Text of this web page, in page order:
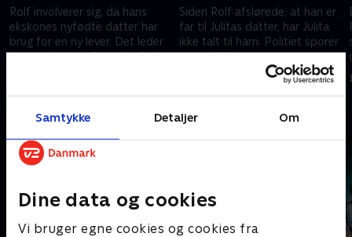
Samtykke Detaljer Om
Dine data og cookies
Vi bruger egne cookies og cookies fra
Rolf involverer sig, da hans
ekskones nyfødte datter har
brug for en ny lever. Det leder
ham og hans kollega, Neel, til
Siden Rolf afslørede, at han er
far til Julitas datter, har Julita
ikke talt til ham. Politiet sporer
et opkald fra en
menneskehandler til
erhvervsmanden Hoxa.
25. december 2022 • 40 min
Andre så også